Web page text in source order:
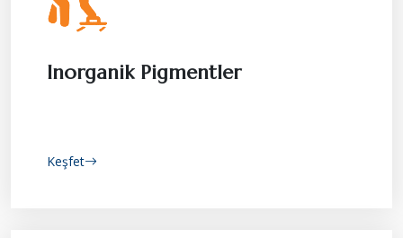
Inorganik Pigmentler
Keşfet